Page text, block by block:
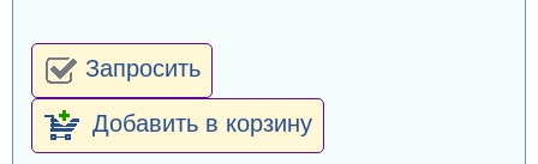
Запросить
Добавить в корзину